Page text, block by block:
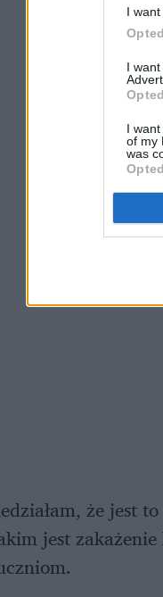
I
I
I
of my
was
że jest
jest